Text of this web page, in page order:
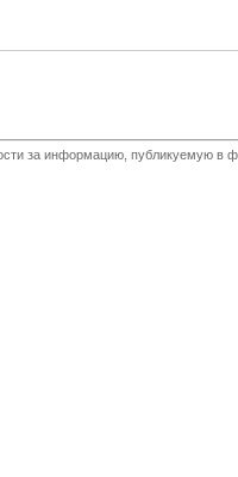
за информацию, публикуемую